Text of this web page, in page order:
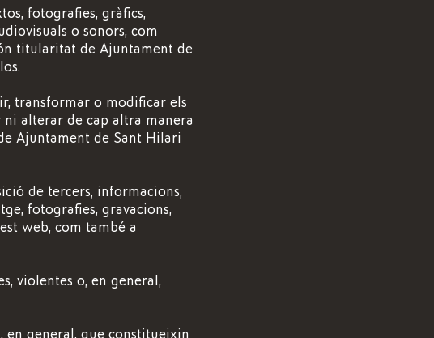
fotografies, gràfics,
o sonors, com
titularitat de Ajuntament de
transformar o modificar els
alterar de cap altra manera
Ajuntament de Sant Hilari
de tercers, informacions,
fotografies, gravacions,
web, com també a
violentes o, en general,
en general, que constitueixin